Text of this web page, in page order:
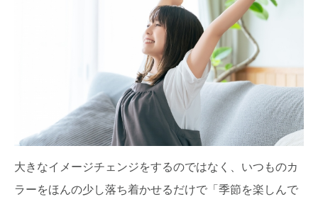
大きなイメージチェンジをするのではなく、いつものカ
ラーをほんの少し落ち着かせるだけで「季節を楽しんで